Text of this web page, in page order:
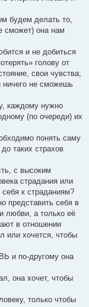
будем делать то,
сможет) она нам
и не добиться
голову от
свои чувства;
ничего не сможешь
каждому нужно
(по очереди) их
понять саму
таких страхов
с высоким
страдания или
к страданиям?
представить себя в
любви, а только её
в отношении
или хочется, чтобы
и по-другому она
она хочет, чтобы
только чтобы